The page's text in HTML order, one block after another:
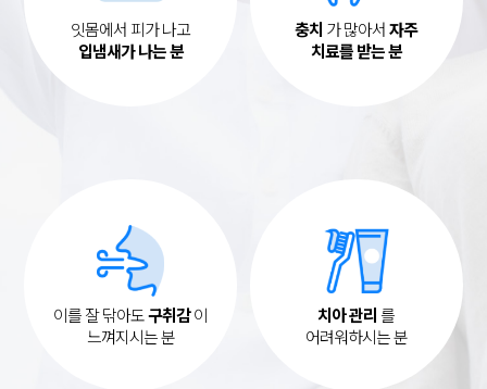
잇몸에서 피가 나고
입냄새가 나는 분
충치 가 많아서자주
치료를 받는 분
이를 잘 닦아도구취감이
느껴지시는 분
치아 관리 를
어려워하시는 분